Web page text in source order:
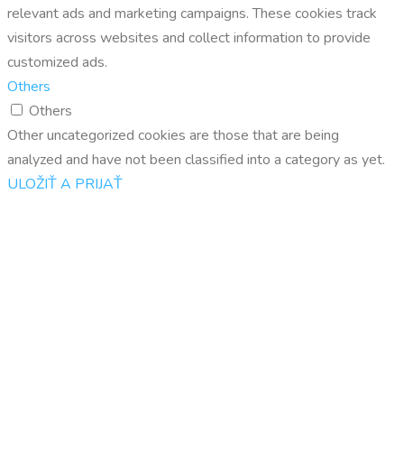
relevant ads and marketing campaigns. These cookies track
visitors across websites and collect information to provide
customized ads.
Others
Others
Other uncategorized cookies are those that are being
analyzed and have not been classified into a category as yet.
ULOŽIŤ A PRIJAŤ